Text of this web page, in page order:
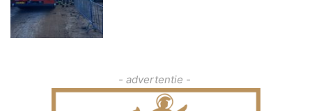
- advertentie -